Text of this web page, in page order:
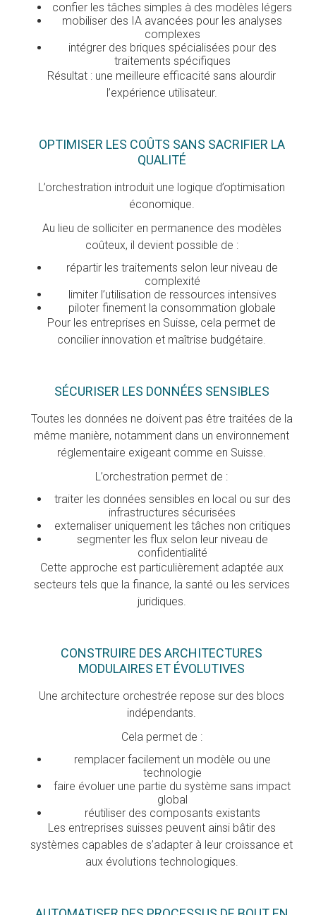
confier les tâches simples à des modèles légers
mobiliser des IA avancées pour les analyses
complexes
intégrer des briques spécialisées pour des
traitements spécifiques
Résultat : une meilleure efficacité sans alourdir
l’expérience utilisateur.
OPTIMISER LES COÛTS SANS SACRIFIER LA
QUALITÉ
L’orchestration introduit une logique d’optimisation
économique.
Au lieu de solliciter en permanence des modèles
coûteux, il devient possible de :
répartir les traitements selon leur niveau de
complexité
limiter l’utilisation de ressources intensives
piloter finement la consommation globale
Pour les entreprises en Suisse, cela permet de
concilier innovation et maîtrise budgétaire.
SÉCURISER LES DONNÉES SENSIBLES
Toutes les données ne doivent pas être traitées de la
même manière, notamment dans un environnement
réglementaire exigeant comme en Suisse.
L’orchestration permet de :
traiter les données sensibles en local ou sur des
infrastructures sécurisées
externaliser uniquement les tâches non critiques
segmenter les flux selon leur niveau de
confidentialité
Cette approche est particulièrement adaptée aux
secteurs tels que la finance, la santé ou les services
juridiques.
CONSTRUIRE DES ARCHITECTURES
MODULAIRES ET ÉVOLUTIVES
Une architecture orchestrée repose sur des blocs
indépendants.
Cela permet de :
remplacer facilement un modèle ou une
technologie
faire évoluer une partie du système sans impact
global
réutiliser des composants existants
Les entreprises suisses peuvent ainsi bâtir des
systèmes capables de s’adapter à leur croissance et
aux évolutions technologiques.